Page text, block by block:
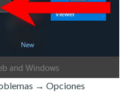
→ Opciones